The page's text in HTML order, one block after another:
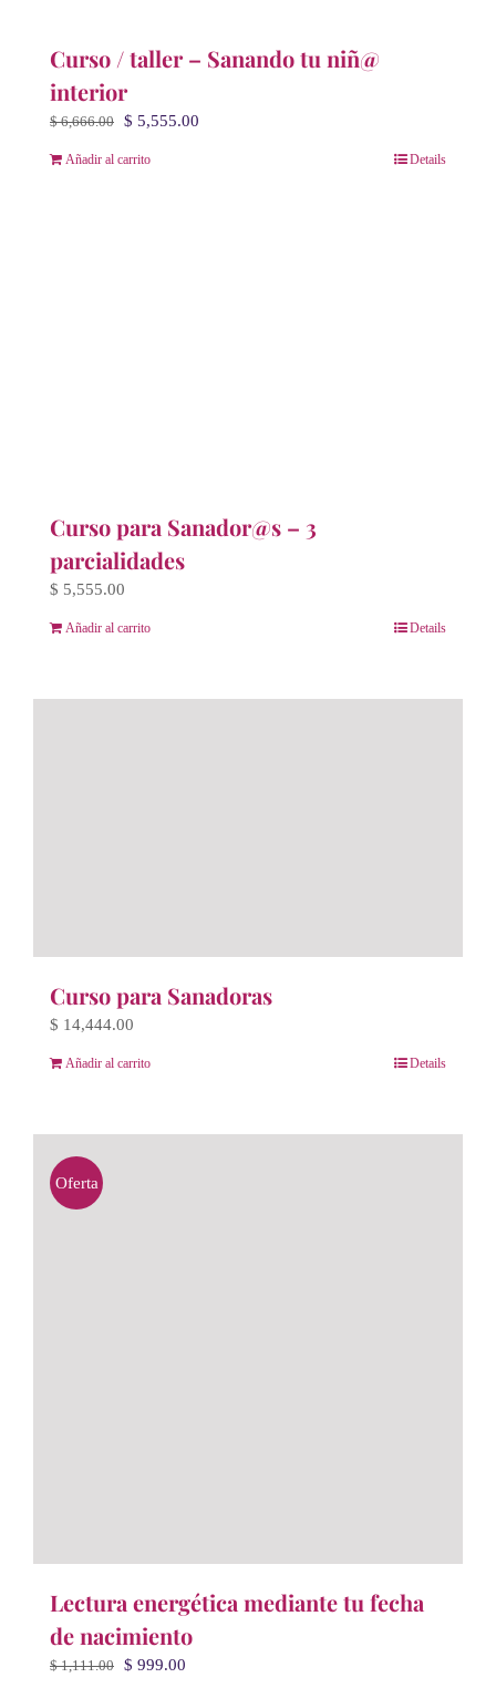
Curso / taller – Sanando tu niñ@
interior
$6,666.00 El
original
$ 5,555.00
Añadir al carrito Details
Curso para Sanador@s – 3
parcialidades
$ 5,555.00
Añadir al carrito Details
Curso para Sanadoras
$ 14,444.00
Añadir al carrito Details
Oferta
Lectura energética mediante tu fecha
de nacimiento
$1,111.00 El
$ 999.00